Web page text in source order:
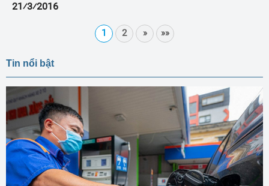
21⁄3⁄2016
1 2 » »»
Tin nổi bật